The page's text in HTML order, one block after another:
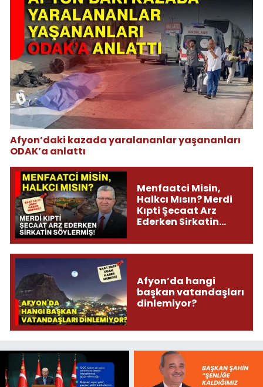
Afyon’daki kazada yaralananlar yaşananları
ODAK’a anlattı
Menfaatci Misin,
Halkcı Mısın? Merdi
Kıpti Şecaat Arz
Ederken Sirkatin
Afyon’da hangi
başkan vatandaşları
dinlemiyor?